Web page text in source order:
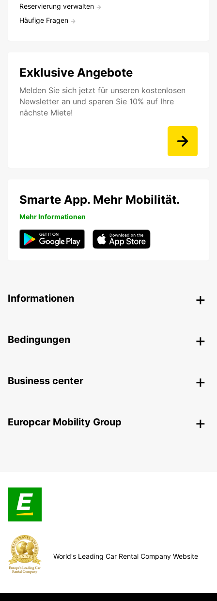
Reservierung verwalten
Häufige Fragen
Exklusive Angebote
Melden Sie sich jetzt für unseren kostenlosen
Newsletter an und sparen Sie 10% auf Ihre
nächste Miete!
Smarte App. Mehr Mobilität.
Mehr Informationen
Informationen
Bedingungen
Business center
Europcar Mobility Group
World's Leading Car Rental Company Website